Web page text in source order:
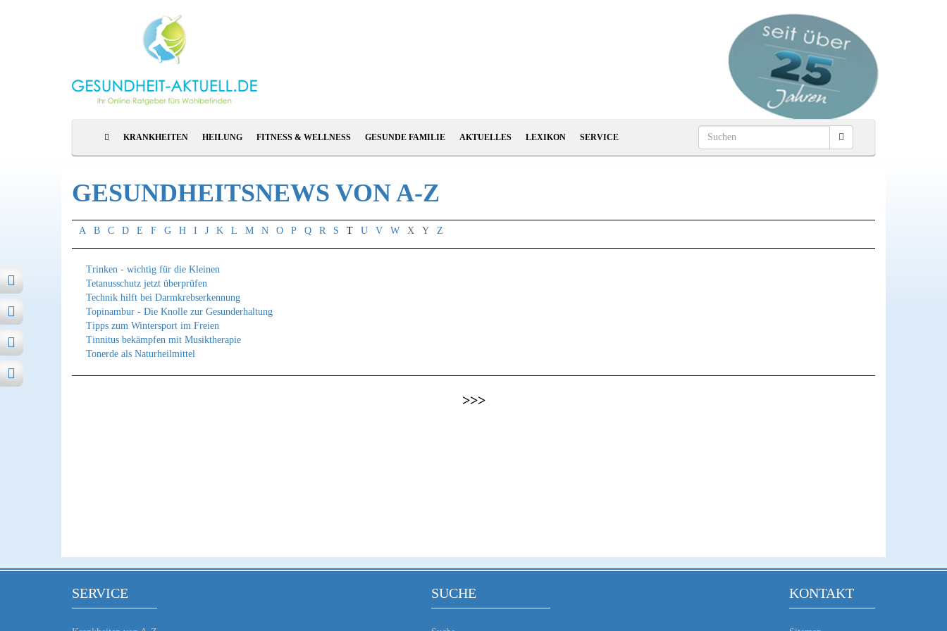
KRANKHEITEN HEILUNG FITNESS & WELLNESS GESUNDE FAMILIE AKTUELLES LEXIKON SERVICE
GESUNDHEITSNEWS VON A-Z
A B C D E F G H I J K L M N O P Q R S T U V W X Y Z
Trinken - wichtig für die Kleinen
Tetanusschutz jetzt überprüfen
Technik hilft bei Darmkrebserkennung
Topinambur - Die Knolle zur Gesunderhaltung
Tipps zum Wintersport im Freien
Tinnitus bekämpfen mit Musiktherapie
Tonerde als Naturheilmittel
>>>
SERVICE SUCHE KONTAKT